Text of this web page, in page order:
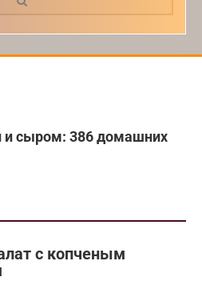
и сыром: 386 домашних
с копченым